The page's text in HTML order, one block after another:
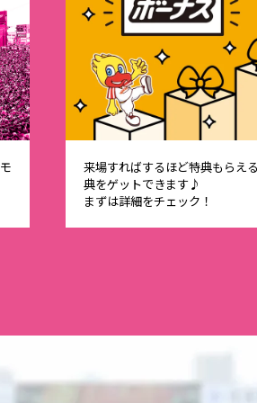
来場すればするほど特典もらえ
典をゲットできます♪
まずは詳細をチェック！